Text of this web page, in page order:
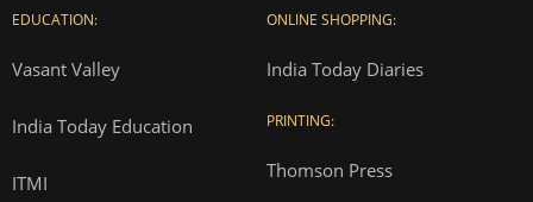
EDUCATION:
Vasant Valley
India Today Education
ITMI
ONLINE SHOPPING:
India Today Diaries
PRINTING:
Thomson Press